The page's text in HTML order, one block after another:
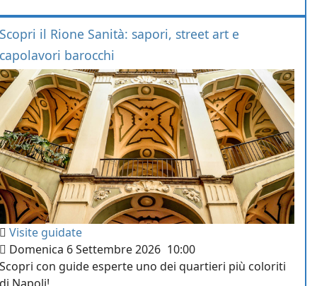
Scopri il Rione Sanità: sapori, street art e
capolavori barocchi
Visite guidate
Domenica 6 Settembre 2026 10:00
Scopri con guide esperte uno dei quartieri più coloriti